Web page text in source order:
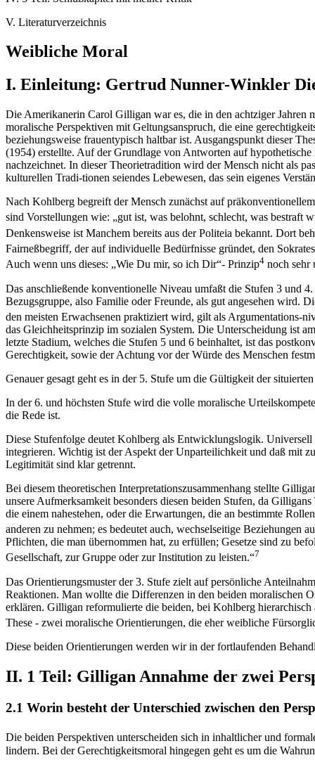
V. Literaturverzeichnis
Weibliche Moral
I. Einleitung: Gertrud Nunner-Winkler
Die Amerikanerin Carol Gilligan war es, die in den achtziger Jahren
moralische Perspektiven mit Geltungsanspruch, die eine
beziehungsweise frauentypisch haltbar ist. Ausgangspunkt dieser
(1954) erstellte. Auf der Grundlage von Antworten auf
nachzeichnet. In dieser Theorietradition wird der Mensch nicht als
kulturellen Tradi-tionen seiendes Lebewesen, das sein eigenes
Nach Kohlberg begreift der Mensch zunächst auf
sind Vorstellungen wie: „gut ist, was belohnt, schlecht, was bestraft
Denkensweise ist Manchem bereits aus der Politeia bekannt. Dort
Fairneßbegriff, der auf individuelle Bedürfnisse gründet, den
Auch wenn uns dieses: „Wie Du mir, so ich Dir“- Prinzip4 noch sehr
Das anschließende konventionelle Niveau umfaßt die Stufen 3 und
Bezugsgruppe, also Familie oder Freunde, als gut angesehen wird.
den meisten Erwachsenen praktiziert wird, gilt als Argumentations-
das Gleichheitsprinzip im sozialen System. Die Unterscheidung ist
letzte Stadium, welches die Stufen 5 und 6 beinhaltet, ist das
Gerechtigkeit, sowie der Achtung vor der Würde des Menschen
Genauer gesagt geht es in der 5. Stufe um die Gültigkeit der
In der 6. und höchsten Stufe wird die volle moralische
die Rede ist.
Diese Stufenfolge deutet Kohlberg als Entwicklungslogik.
integrieren. Wichtig ist der Aspekt der Unparteilichkeit und daß mit
Legitimität sind klar getrennt.
Bei diesem theoretischen Interpretationszusammenhang stellte
unsere Aufmerksamkeit besonders diesen beiden Stufen, da
die einem nahestehen, oder die Erwartungen, die an bestimmte
anderen zu nehmen; es bedeutet auch, wechselseitige Beziehungen
Pflichten, die man übernommen hat, zu erfüllen; Gesetze sind zu
Gesellschaft, zur Gruppe oder zur Institution zu leisten.“7
Das Orientierungsmuster der 3. Stufe zielt auf persönliche
Reaktionen. Man wollte die Differenzen in den beiden moralischen
erklären. Gilligan reformulierte die beiden, bei Kohlberg
These - zwei moralische Orientierungen, die eher weibliche
Diese beiden Orientierungen werden wir in der fortlaufenden
II. 1 Teil: Gilligan Annahme der zwei
2.1 Worin besteht der Unterschied zwischen den
Die beiden Perspektiven unterscheiden sich in inhaltlicher und
lindern. Bei der Gerechtigkeitsmoral hingegen geht es um die